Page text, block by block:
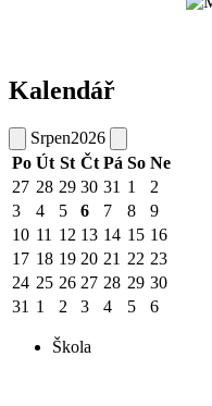
Kalendář
Srpen2026
Po Út St Čt Pá So Ne
27 28 29 30 31 1
2
3
4 5 6 7 8
9
10 11 12 13 14 15 16
17 18 19 20 21 22 23
24 25 26 27 28 29 30
31 1 2 3 4 5 6
Škola